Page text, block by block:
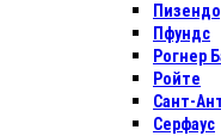
Пфундс
Рогнер
Ройте
Сант-
Серфаус